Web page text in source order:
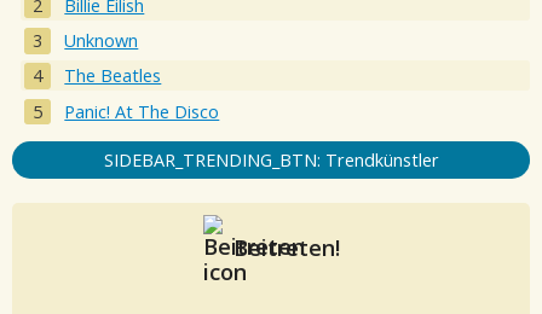
Billie Eilish
Unknown
The Beatles
Panic! At The Disco
SIDEBAR_TRENDING_BTN: Trendkünstler
Beitreten!